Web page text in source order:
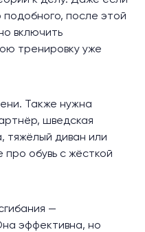
подобного, после этой
включить
тренировку уже
Также нужна
шведская
тяжёлый диван или
про обувь с жёсткой
—
эффективна, но